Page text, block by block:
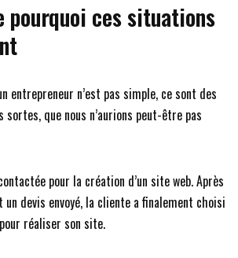
pourquoi ces situations
entrepreneur n’est pas simple, ce sont des
sortes, que nous n’aurions peut-être pas
pour la création d’un site web. Après
un devis envoyé, la cliente a finalement choisi
réaliser son site.